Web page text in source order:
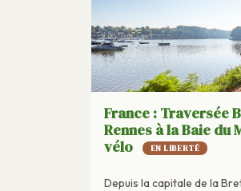
France : Traversée
Rennes à la Baie du
vélo
EN LIBERTÉ
Depuis la capitale de la